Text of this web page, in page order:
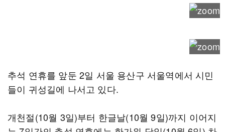
추석 연휴를 앞둔 2일 서울 용산구 서울역에서 시민
들이 귀성길에 나서고 있다.
개천절(10월 3일)부터 한글날(10월 9일)까지 이어지